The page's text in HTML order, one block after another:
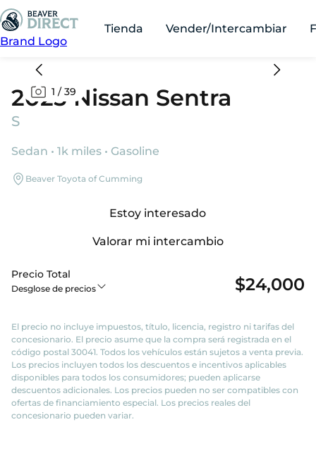
Brand Logo
Tienda Vender/Intercambiar
1 /39
2025 Nissan Sentra
S
Sedan • 1k miles • Gasoline
Beaver Toyota of Cumming
Estoy interesado
Valorar mi intercambio
Precio Total
Desglose de precios $24,000
El precio no incluye impuestos, título, licencia, registro ni tarifas del
concesionario. El precio asume que la compra será registrada en el
código postal 30041. Todos los vehículos están sujetos a venta previa.
Los precios incluyen todos los descuentos e incentivos aplicables
disponibles para todos los consumidores; pueden aplicarse
descuentos adicionales. Los precios pueden no ser compatibles con
ofertas de financiamiento especial. Los precios reales del
concesionario pueden variar.